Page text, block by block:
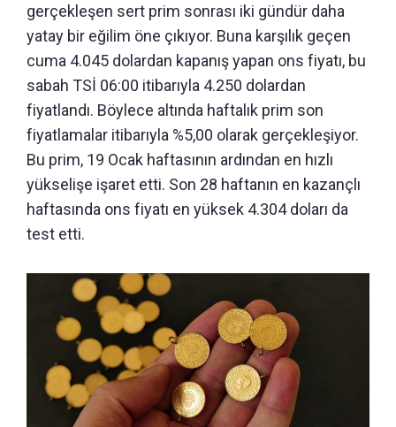
gerçekleşen sert prim sonrası iki gündür daha
yatay bir eğilim öne çıkıyor. Buna karşılık geçen
cuma 4.045 dolardan kapanış yapan ons fiyatı, bu
sabah TSİ 06:00 itibarıyla 4.250 dolardan
fiyatlandı. Böylece altında haftalık prim son
fiyatlamalar itibarıyla %5,00 olarak gerçekleşiyor.
Bu prim, 19 Ocak haftasının ardından en hızlı
yükselişe işaret etti. Son 28 haftanın en kazançlı
haftasında ons fiyatı en yüksek 4.304 doları da
test etti.